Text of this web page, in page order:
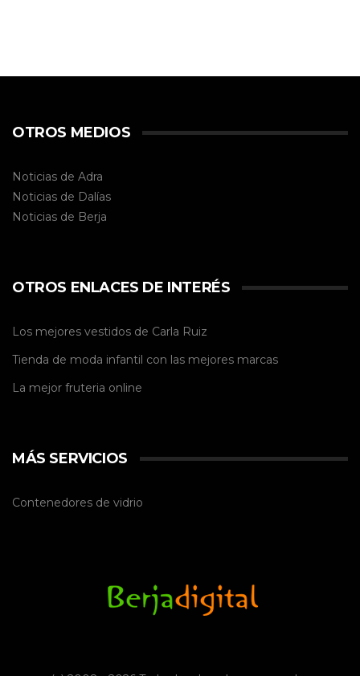
OTROS MEDIOS
Noticias de Adra
Noticias de Dalías
Noticias de Berja
OTROS ENLACES DE INTERÉS
Los mejores vestidos de Carla Ruiz
Tienda de moda infantil con las mejores marcas
La mejor fruteria online
MÁS SERVICIOS
Contenedores de vidrio